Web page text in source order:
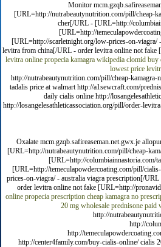
Monitor
[URL=http://nutrabeautynutrition.com/pill/cheap-
cher[/URL - [URL=http://
[URL=http://
[URL=http://scarletnight.org/low-prices-on-
levitra from china[/URL - order levitra online not
levitra online propecia kamagra wikipedia clomid buy
lowest price
http://nutrabeautynutrition.com/pill/cheap-
tadalis price at walmart http://a1sewcraft.com/
daily cialis online http://
http://losangelesathleticassociation.org/pill/order-
Oxalate mcm.gzqb.safireaseman.net.gwx.je
[URL=http://nutrabeautynutrition.com/pill/cheap-
[URL=http://columbiainnastoria.com/
[URL=http://temeculapowdercoating.com/pill/
prices-on-viagra/ - australia viagra prescription[/
order levitra online not fake [URL=http://
online propecia prescription cheap kamagra no
20 mg wholesale prednisone paid
http://
http://
http://
http://center4family.com/buy-cialis-online/ cialis